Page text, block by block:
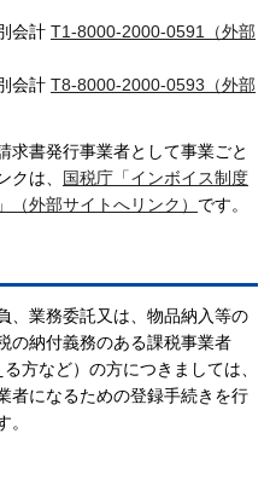
会計 T1-8000-2000-0591（外部
会計 T8-8000-2000-0593（外部
求書発行事業者として事業ごと
クは、
国税庁「インボイス制度
外部サイトへリンク） です。
、業務委託又は、物品納入等の
の納付義務のある課税事業者
方など）の方につきましては、
者になるための登録手続きを行
。